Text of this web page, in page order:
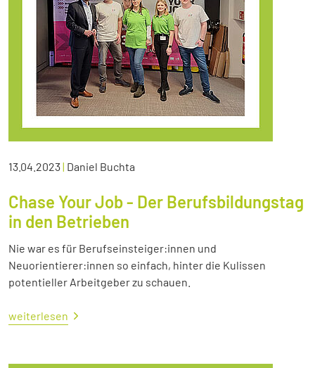
13.04.2023| Daniel Buchta
Chase Your Job - Der Berufsbildungstag
in den Betrieben
Nie war es für Berufseinsteiger:innen und
Neuorientierer:innen so einfach, hinter die Kulissen
potentieller Arbeitgeber zu schauen.
weiterlesen